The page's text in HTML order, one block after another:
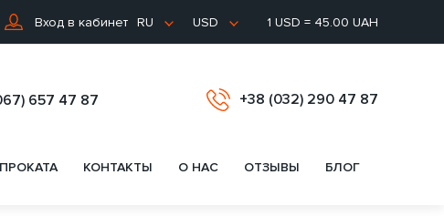
Вход в кабинет RU USD 1 USD = 45.00 UAH
657 47 87 +38 (032) 290 47 87
КОНТАКТЫ О НАС ОТЗЫВЫ БЛОГ